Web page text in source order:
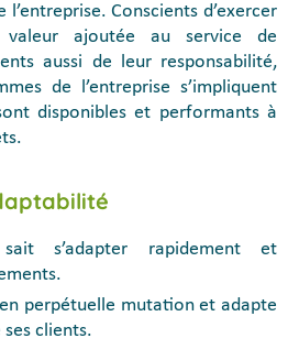
Conscients d’exercer
ajoutée au service de
aussi de leur responsabilité,
de l’entreprise s’impliquent
disponibles et performants à
s’adapter rapidement et
perpétuelle mutation et adapte
clients.